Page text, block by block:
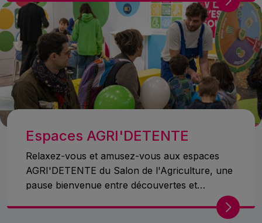
Espaces AGRI'DETENTE
Relaxez-vous et amusez-vous aux espaces
AGRI'DETENTE du Salon de l'Agriculture, une
pause bienvenue entre découvertes et